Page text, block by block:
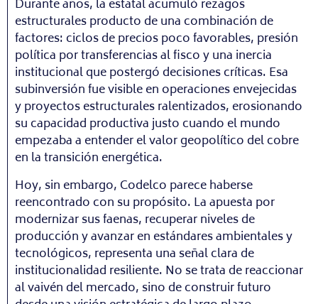
Durante años, la estatal acumuló rezagos
estructurales producto de una combinación de
factores: ciclos de precios poco favorables, presión
política por transferencias al fisco y una inercia
institucional que postergó decisiones críticas. Esa
subinversión fue visible en operaciones envejecidas
y proyectos estructurales ralentizados, erosionando
su capacidad productiva justo cuando el mundo
empezaba a entender el valor geopolítico del cobre
en la transición energética.
Hoy, sin embargo, Codelco parece haberse
reencontrado con su propósito. La apuesta por
modernizar sus faenas, recuperar niveles de
producción y avanzar en estándares ambientales y
tecnológicos, representa una señal clara de
institucionalidad resiliente. No se trata de reaccionar
al vaivén del mercado, sino de construir futuro